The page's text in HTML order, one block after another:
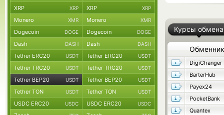
Курсы обмена
Обменник
DigiChanger
BarterHub
Payex24
PocketBank
Quantex
XRP XRP XRP XRP
Monero XMR Monero XMR
Dogecoin DOGE Dogecoin DOGE
Dash DASH Dash DASH
Tether ERC20 USDT Tether ERC20 USDT
Tether TRC20 USDT Tether TRC20 USDT
Tether BEP20 USDT Tether BEP20 USDT
Tether TON USDT Tether TON USDT
USDC ERC20 USDC USDC ERC20 USDC